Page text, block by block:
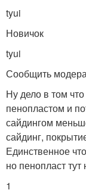
tyui
Новичок
tyui
Сообщить
Ну дело в том
пенопластом и
сайдингом
сайдинг,
Единственное
но пенопласт
1